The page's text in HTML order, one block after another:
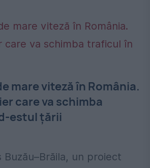
mare viteză în România.
care va schimba
estul țării
Buzău–Brăila, un proiect